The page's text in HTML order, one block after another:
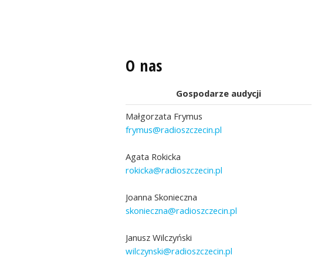
O nas
Gospodarze audycji
Małgorzata Frymus
frymus@radioszczecin.pl
Agata Rokicka
rokicka@radioszczecin.pl
Joanna Skonieczna
skonieczna@radioszczecin.pl
Janusz Wilczyński
wilczynski@radioszczecin.pl